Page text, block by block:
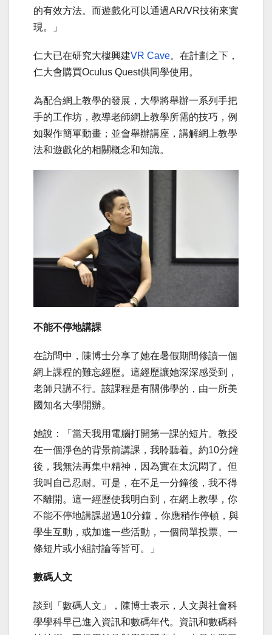
的有效方法。而遊戲化可以通過AR/VR技術來實
現。」
仁大已在研究大樓興建VR Cave。在計劃之下，
仁大會購買Oculus Quest供同學使用。
為配合網上教學的發展，大學將舉辦一系列手把
手的工作坊，教導老師網上教學所需的技巧，例
如製作簡單動畫；並會舉辦講座，講解網上教學
法和遊戲化的相關概念和知識。
不能不停地講課
在訪問中，陳博士分享了她在暑假期間修讀一個
網上課程的難忘經歷。這經歷讓她深深感受到，
老師只講不行。該課程是有關佛學的，由一所美
國知名大學開辦。
她說：「當天我用電腦打開第一課的短片。教授
在一個淨色的背景前講課，我聆聽着。約10分鐘
後，我無法再集中精神，因為實在太沉悶了。但
我叫自己忍耐。可是，在不足一分鐘後，我不得
不離開。這一經歷使我明白到，在網上教學，你
不能不停地講課超過10分鐘，你應稍作停頓，與
學生互動，或加進一些活動，一個簡單投票、一
條短片或小組討論等皆可。」
數碼人文
談到「數碼人文」，陳博士表示，人文與社會科
學學科早已進入資訊和數碼年代。資訊和數碼科